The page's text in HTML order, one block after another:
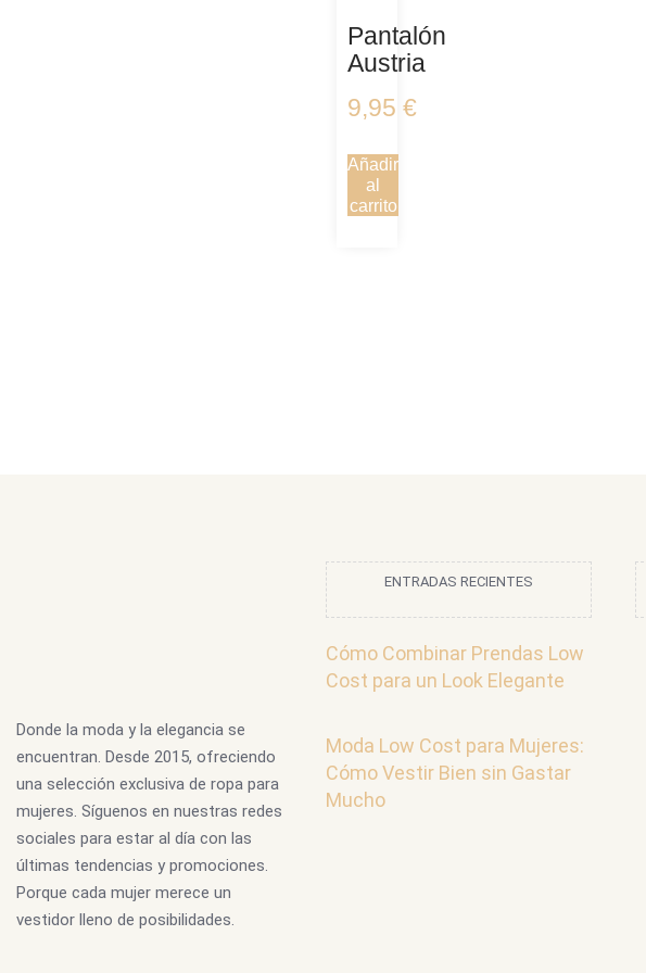
Pantalón
Austria
9,95 €
Añadir
al
carrito
Donde la moda y la elegancia se
encuentran. Desde 2015, ofreciendo
una selección exclusiva de ropa para
mujeres. Síguenos en nuestras redes
sociales para estar al día con las
últimas tendencias y promociones.
Porque cada mujer merece un
vestidor lleno de posibilidades.
ENTRADAS RECIENTES
Cómo Combinar Prendas Low
Cost para un Look Elegante
Moda Low Cost para Mujeres:
Cómo Vestir Bien sin Gastar
Mucho